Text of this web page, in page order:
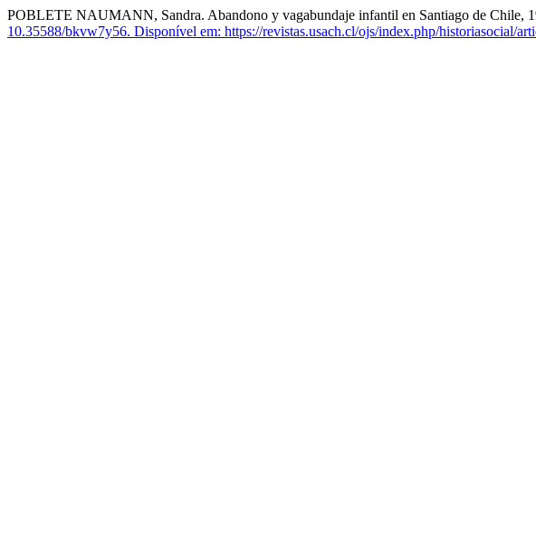
POBLETE NAUMANN, Sandra. Abandono y vagabundaje infantil en Santiago de Chile,
10.35588/bkvw7y56. Disponível em: https://revistas.usach.cl/ojs/index.php/historiasocial/